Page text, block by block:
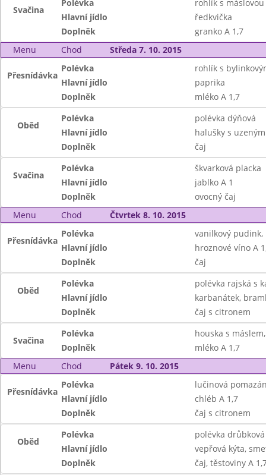
Svačina
Polévka
rohlík s
Hlavní jídlo
ředkvička
Doplněk
granko A 1,7
Menu
Chod Středa 7. 10. 2015
Přesnídávka
Polévka
rohlík s
Hlavní jídlo
paprika
Doplněk
mléko A 1,7
Oběd
Polévka
polévka dýňová
Hlavní jídlo
halušky s
Doplněk
čaj
Svačina
Polévka
škvarková placka
Hlavní jídlo
jablko A 1
Doplněk
ovocný čaj
Menu
Chod Čtvrtek 8. 10. 2015
Přesnídávka
Polévka
vanilkový pudink,
Hlavní jídlo
hroznové víno A
Doplněk
čaj
Oběd
Polévka
polévka rajská s
Hlavní jídlo
karbanátek,
Doplněk
čaj s citronem
Svačina
Polévka
houska s
Doplněk
mléko A 1,7
Menu
Chod Pátek 9. 10. 2015
Přesnídávka
Polévka
lučinová
Hlavní jídlo
chléb A 1,7
Doplněk
čaj s citronem
Oběd
Polévka
polévka drůbková
Hlavní jídlo
vepřová kýta,
Doplněk
čaj, těstoviny A